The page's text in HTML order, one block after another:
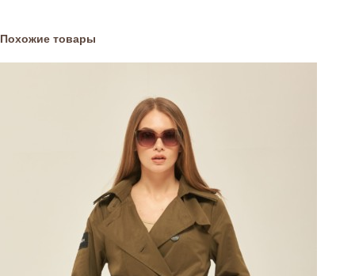
Похожие товары